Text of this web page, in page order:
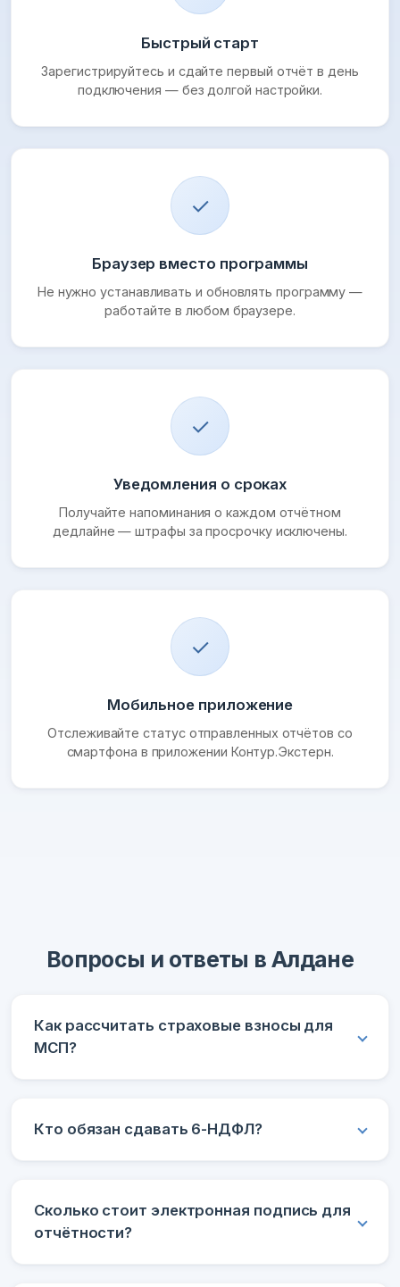
Быстрый старт
Зарегистрируйтесь и сдайте первый отчёт в день
подключения — без долгой настройки.
✓
Браузер вместо программы
Не нужно устанавливать и обновлять программу —
работайте в любом браузере.
✓
Уведомления о сроках
Получайте напоминания о каждом отчётном
дедлайне — штрафы за просрочку исключены.
✓
Мобильное приложение
Отслеживайте статус отправленных отчётов со
смартфона в приложении Контур.Экстерн.
Вопросы и ответы в Алдане
Как рассчитать страховые взносы для
МСП?
Кто обязан сдавать 6-НДФЛ?
Сколько стоит электронная подпись для
отчётности?